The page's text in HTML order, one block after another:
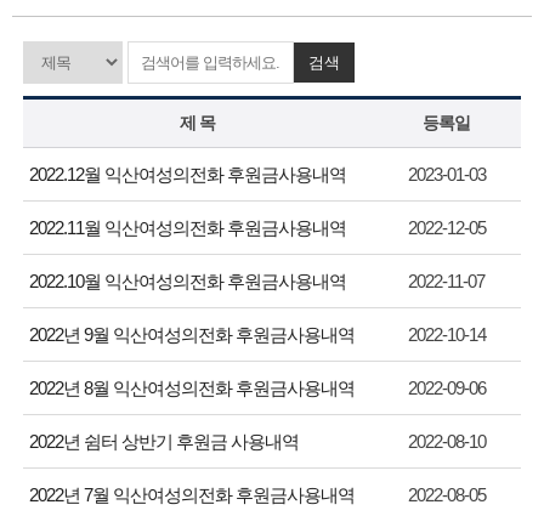
검색
제 목 등록일
2022.12월 익산여성의전화 후원금사용내역 2023-01-03
2022.11월 익산여성의전화 후원금사용내역 2022-12-05
2022.10월 익산여성의전화 후원금사용내역 2022-11-07
2022년 9월 익산여성의전화 후원금사용내역 2022-10-14
2022년 8월 익산여성의전화 후원금사용내역 2022-09-06
2022년 쉼터 상반기 후원금 사용내역 2022-08-10
2022년 7월 익산여성의전화 후원금사용내역 2022-08-05